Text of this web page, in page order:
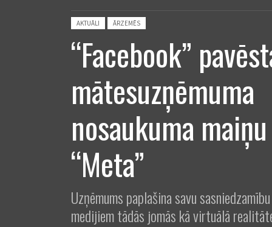
Posted in:
AKTUĀLI ĀRZEMĒS
“Facebook”
mātesuzņēmuma
nosaukuma
“Meta”
Uzņēmums paplašina savu
medijiem tādās jomās kā virtuālā